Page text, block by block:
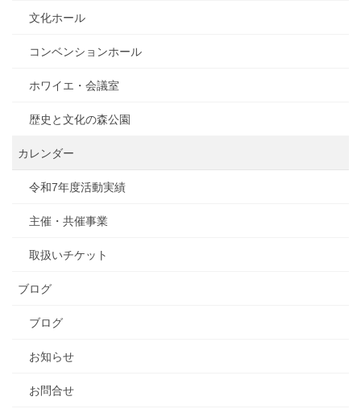
文化ホール
コンベンションホール
ホワイエ・会議室
歴史と文化の森公園
カレンダー
令和7年度活動実績
主催・共催事業
取扱いチケット
ブログ
ブログ
お知らせ
お問合せ